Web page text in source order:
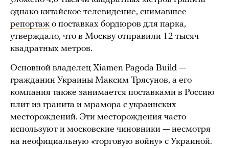
однако китайское телевидение, снимавшее
репортаж о поставках бордюров для парка,
утверждало, что в Москву отправили 12 тысяч
квадратных метров.
Основной владелец Xiamen Pagoda Build —
гражданин Украины Максим Трясунов, а его
компания также занимается поставками в Россию
плит из гранита и мрамора с украинских
месторождений. Эти месторождения часто
используют и московские чиновники — несмотря
на неофициальную «торговую войну» с Украиной.